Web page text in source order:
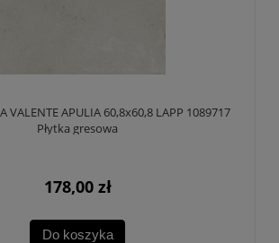
VALENTE APULIA 60,8x60,8 LAPP 1089717
Płytka gresowa
178,00 zł
Do koszyka